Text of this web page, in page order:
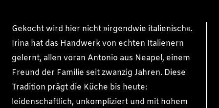
Gekocht wird hier nicht »irgendwie italienisch«.
Irina hat das Handwerk von echten Italienern
gelernt, allen voran Antonio aus Neapel, einem
Freund der Familie seit zwanzig Jahren. Diese
Tradition prägt die Küche bis heute:
leidenschaftlich, unkompliziert und mit hohem